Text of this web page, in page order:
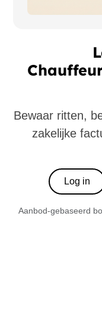
Bewaar ritten,
zakelijke
Log in
Aanbod-gebaseerd